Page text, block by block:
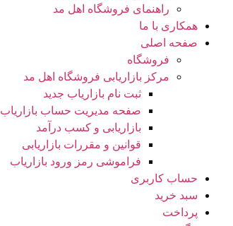
راهنمای فروشگاه اهل مد
همکاری با ما
صفحه اصلی
فروشگاه
مرکز بازاریابی فروشگاه اهل مد
ثبت نام بازاریاب جدید
صفحه مدیریت حساب بازاریاب
بازاریابی و کسب درآمد
قوانین و مقررات بازاریابی
فراموشی رمز ورود بازاریاب
حساب کاربری
سبد خرید
پرداخت